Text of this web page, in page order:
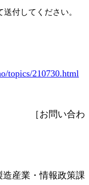
付してください。
topics/210730.html
合わ
産業・情報政策課